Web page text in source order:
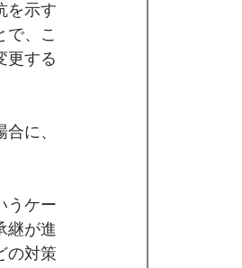
を示す
で、こ
更する
に、
うケー
継が進
の対策